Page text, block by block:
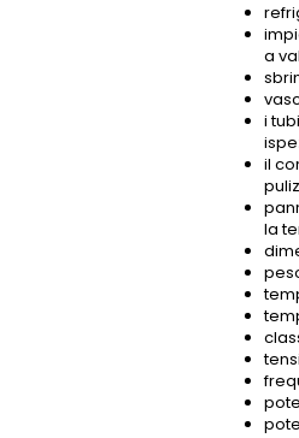
a
i
il
la